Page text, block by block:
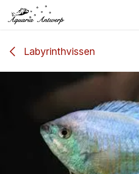
Overslaan naar inhoud
Labyrinthvissen